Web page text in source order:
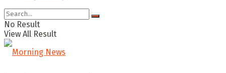
No Result
View All Result